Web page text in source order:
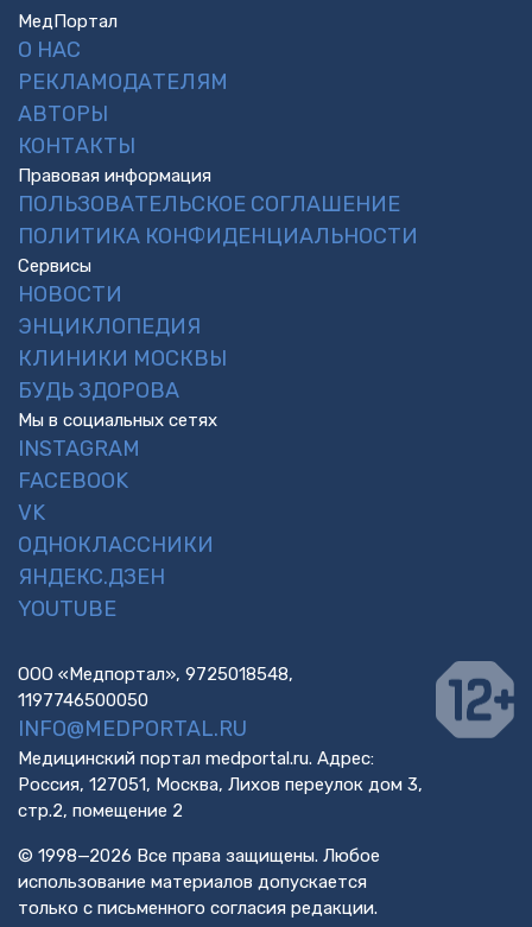
МедПортал
О НАС
РЕКЛАМОДАТЕЛЯМ
АВТОРЫ
КОНТАКТЫ
Правовая информация
ПОЛЬЗОВАТЕЛЬСКОЕ СОГЛАШЕНИЕ
ПОЛИТИКА КОНФИДЕНЦИАЛЬНОСТИ
Сервисы
НОВОСТИ
ЭНЦИКЛОПЕДИЯ
КЛИНИКИ МОСКВЫ
БУДЬ ЗДОРОВА
Мы в социальных сетях
INSTAGRAM
FACEBOOK
VK
ОДНОКЛАССНИКИ
ЯНДЕКС.ДЗЕН
YOUTUBE
ООО «Медпортал», 9725018548,
1197746500050
INFO@MEDPORTAL.RU
Медицинский портал medportal.ru. Адрес:
Россия, 127051, Москва, Лихов переулок дом 3,
стр.2, помещение 2
© 1998—2026 Все права защищены. Любое
использование материалов допускается
только с письменного согласия редакции.